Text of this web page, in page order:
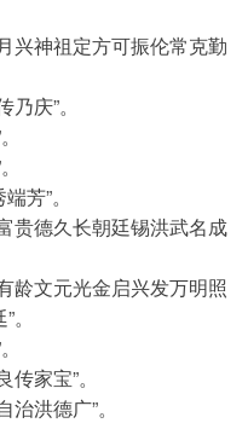
兴神祖定方可振伦常克勤
庆”。
芳”。
贵德久长朝廷锡洪武名成
龄文元光金启兴发万明照
家宝”。
洪德广”。